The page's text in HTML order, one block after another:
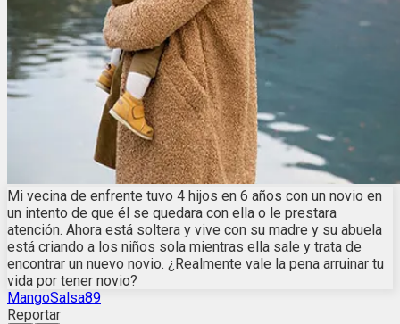
Mi vecina de enfrente tuvo 4 hijos en 6 años con un novio en
un intento de que él se quedara con ella o le prestara
atención. Ahora está soltera y vive con su madre y su abuela
está criando a los niños sola mientras ella sale y trata de
encontrar un nuevo novio. ¿Realmente vale la pena arruinar tu
vida por tener novio?
MangoSalsa89
Reportar